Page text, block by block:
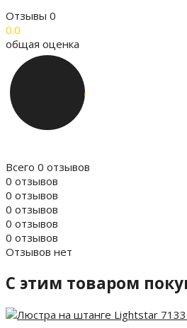
Отзывы 0
0.0
общая оценка
Всего 0 отзывов
0 отзывов
0 отзывов
0 отзывов
0 отзывов
0 отзывов
Отзывов нет
C этим товаром